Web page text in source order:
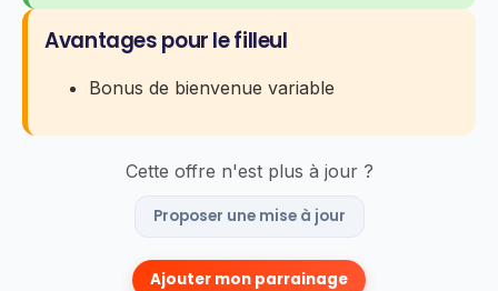
Avantages pour le filleul
Bonus de bienvenue variable
Cette offre n'est plus à jour ?
Proposer une mise à jour
Ajouter mon parrainage